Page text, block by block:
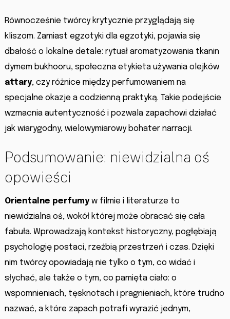
Równocześnie twórcy krytycznie przyglądają się
kliszom. Zamiast egzotyki dla egzotyki, pojawia się
dbałość o lokalne detale: rytuał aromatyzowania tkanin
dymem bukhooru, społeczna etykieta używania olejków
attary, czy różnice między perfumowaniem na
specjalne okazje a codzienną praktyką. Takie podejście
wzmacnia autentyczność i pozwala zapachowi działać
jak wiarygodny, wielowymiarowy bohater narracji.
Podsumowanie: niewidzialna oś
opowieści
Orientalne perfumyw filmie i literaturze to
niewidzialna oś, wokół której może obracać się cała
fabuła. Wprowadzają kontekst historyczny, pogłębiają
psychologię postaci, rzeźbią przestrzeń i czas. Dzięki
nim twórcy opowiadają nie tylko o tym, co widać i
słychać, ale także o tym, co pamięta ciało: o
wspomnieniach, tęsknotach i pragnieniach, które trudno
nazwać, a które zapach potrafi wyrazić jednym,